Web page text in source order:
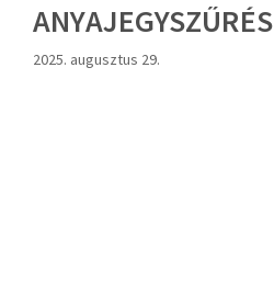
ANYAJEGYSZŰRÉS
2025. augusztus 29.